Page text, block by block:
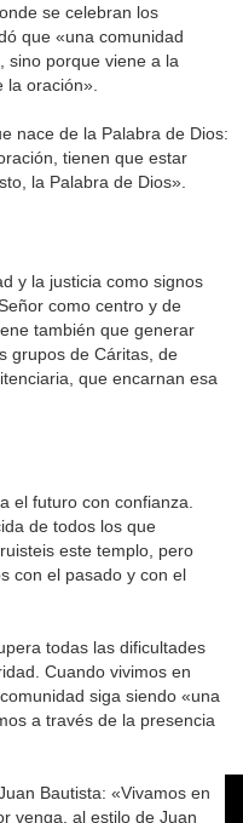
se celebran los
que «una comunidad
sino porque viene a la
oración».
nace de la Palabra de Dios:
tienen que estar
la Palabra de Dios».
y la justicia como signos
como centro y de
también que generar
grupos de Cáritas, de
que encarnan esa
el futuro con confianza.
de todos los que
este templo, pero
con el pasado y con el
todas las dificultades
Cuando vivimos en
siga siendo «una
a través de la presencia
Bautista: «Vivamos en
venga, al estilo de Juan